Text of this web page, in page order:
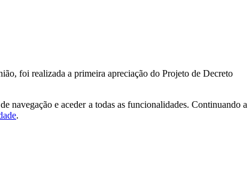
foi realizada a primeira apreciação do Projeto de Decreto
navegação e aceder a todas as funcionalidades. Continuando a
.